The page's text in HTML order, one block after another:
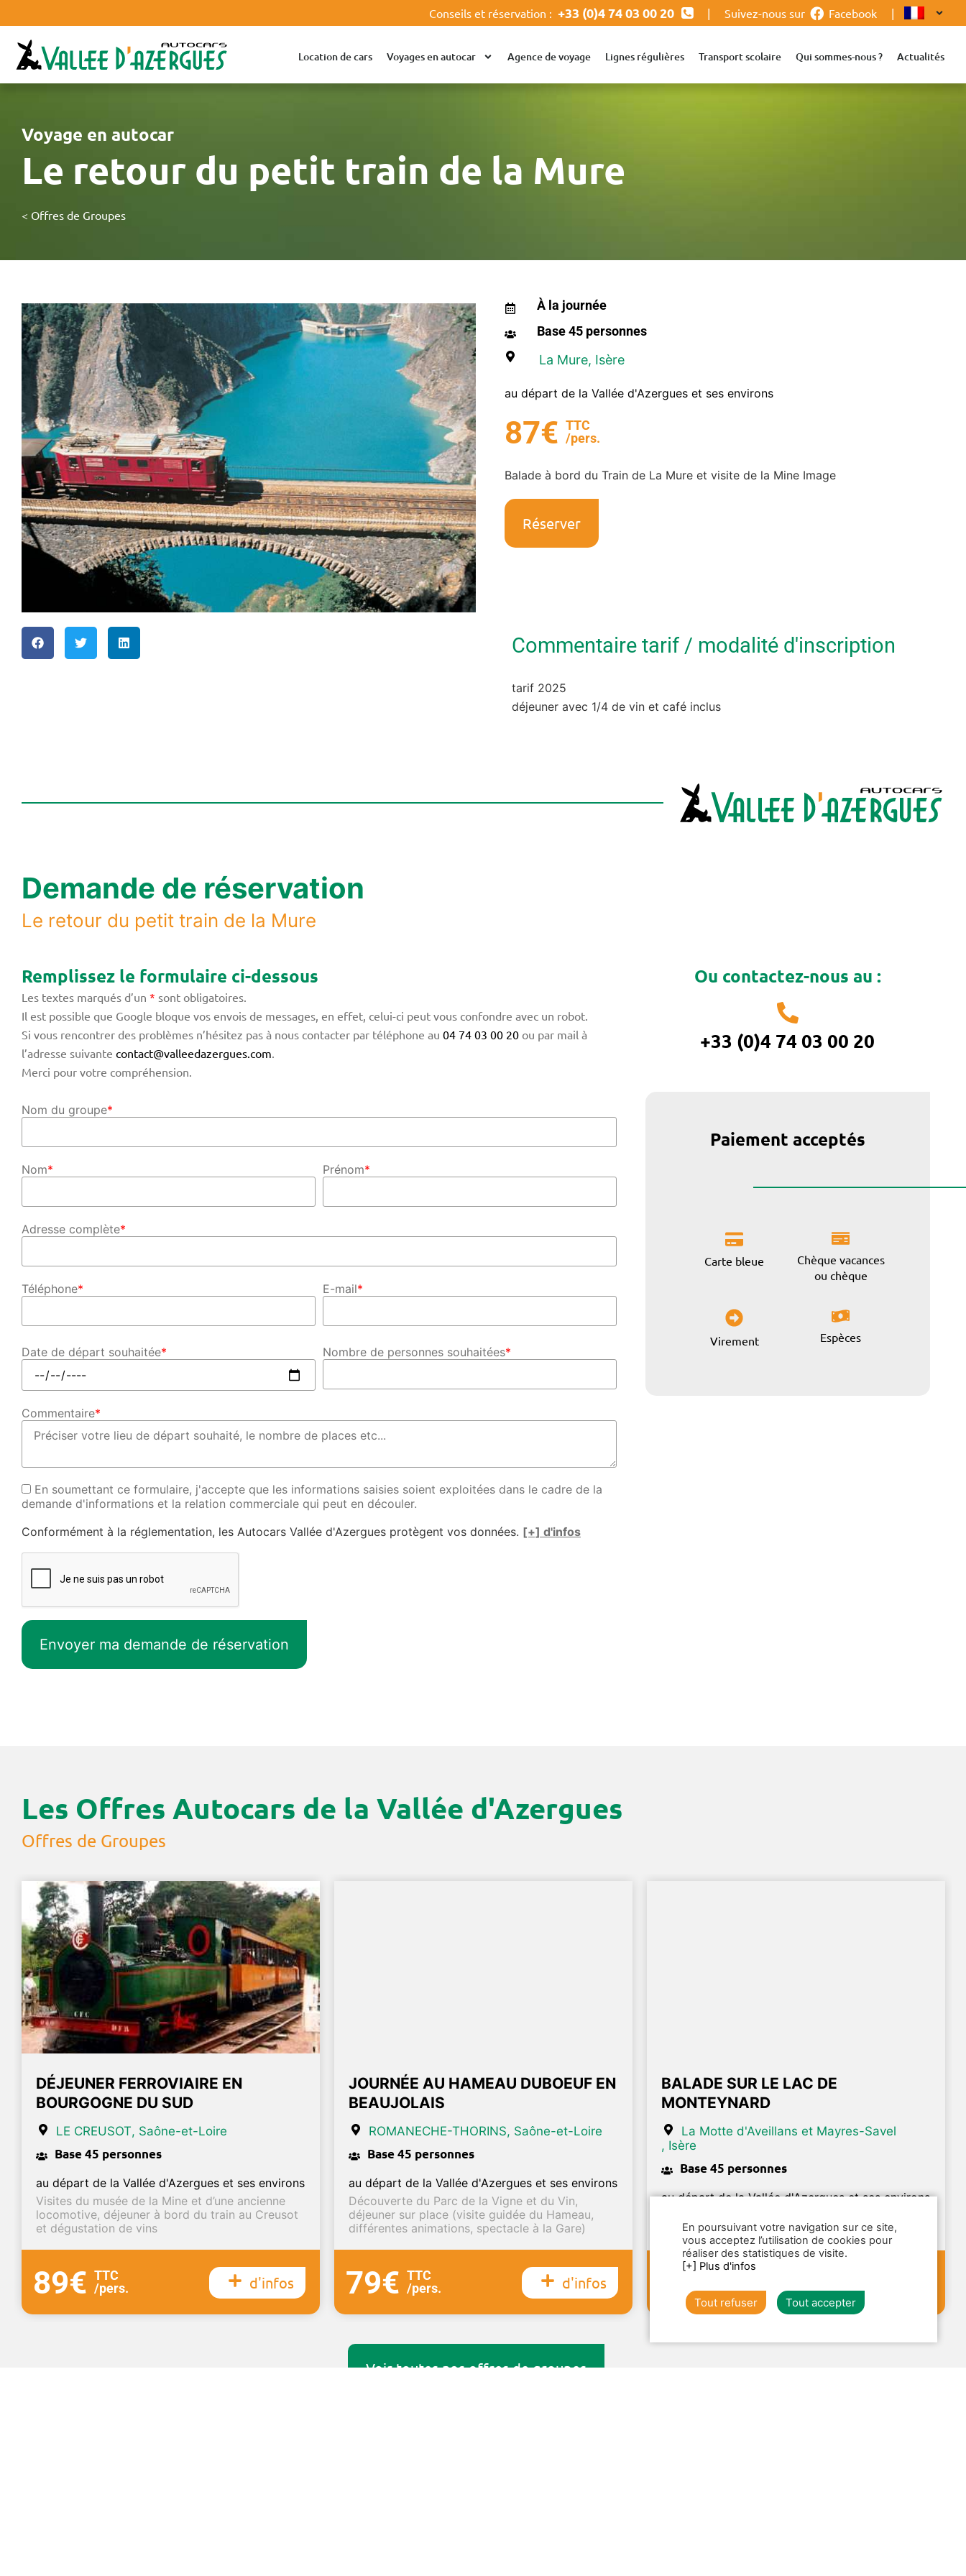
Conseils et réservation :+33 (0)4 74 03 00 20 | Suivez-nous sur Facebook |
Location de cars Voyages en autocar Agence de voyage Lignes régulières Transport scolaire Qui sommes-nous ? Actualités
Voyage en autocar
Le retour du petit train de la Mure
< Offres de Groupes
À la journée
Base 45 personnes
La Mure, Isère
au départ de la Vallée d'Azergues et ses environs
87€ TTC
/pers.
Balade à bord du Train de La Mure et visite de la Mine Image
Réserver
Commentaire tarif / modalité d'inscription
tarif 2025
déjeuner avec 1/4 de vin et café inclus
Demande de réservation
Le retour du petit train de la Mure
Remplissez le formulaire ci-dessous
Les textes marqués d’un * sont obligatoires.
Il est possible que Google bloque vos envois de messages, en effet, celui-ci peut vous confondre avec un robot.
Si vous rencontrer des problèmes n’hésitez pas à nous contacter par téléphone au 04 74 03 00 20 ou par mail à
l’adresse suivante contact@valleedazergues.com.
Merci pour votre compréhension.
Nom du groupe*
Nom* Prénom*
Adresse complète*
Téléphone* E-mail*
Date de départ souhaitée* Nombre de personnes souhaitées*
Commentaire*
En soumettant ce formulaire, j'accepte que les informations saisies soient exploitées dans le cadre de la
demande d'informations et la relation commerciale qui peut en découler.
Conformément à la réglementation, les Autocars Vallée d'Azergues protègent vos données. [+] d'infos
Ou contactez-nous au :
+33 (0)4 74 03 00 20
Paiement acceptés
Carte bleue
Chèque vacances
ou chèque
Virement Espèces
Les Offres Autocars de la Vallée d'Azergues
Offres de Groupes
DÉJEUNER FERROVIAIRE EN
BOURGOGNE DU SUD
LE CREUSOT, Saône-et-Loire
Base 45 personnes
au départ de la Vallée d'Azergues et ses environs
Visites du musée de la Mine et d’une ancienne
locomotive, déjeuner à bord du train au Creusot
et dégustation de vins
89€ TTC
/pers.
d'infos
JOURNÉE AU HAMEAU DUBOEUF EN
BEAUJOLAIS
ROMANECHE-THORINS, Saône-et-Loire
Base 45 personnes
au départ de la Vallée d'Azergues et ses environs
Découverte du Parc de la Vigne et du Vin,
déjeuner sur place (visite guidée du Hameau,
différentes animations, spectacle à la Gare)
79€ TTC
/pers.
d'infos
BALADE SUR LE LAC DE
MONTEYNARD
La Motte d'Aveillans et Mayres-Savel
, Isère
Base 45 personnes
au départ de la Vallée d'Azergues et ses environs
lac de Monteynard
93€ /pers.
Voir toutes nos offres de groupes
En poursuivant votre navigation sur ce site,
vous acceptez l’utilisation de cookies pour
réaliser des statistiques de visite.
[+] Plus d'infos
Tout refuser Tout accepter